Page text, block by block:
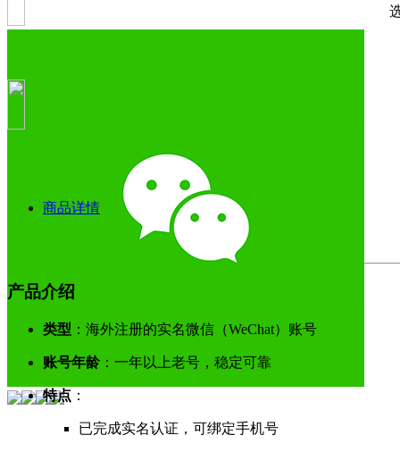
商品详情
产品介绍
类型 ：海外注册的实名微信（WeChat）账号
账号年龄：一年以上老号，稳定可靠
特点 ：
已完成实名认证，可绑定手机号